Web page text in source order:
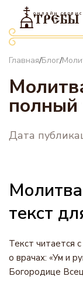
онлайн сервис
ТРЕБЫ
Главная/Блог/
полный
Дата
текст
Текст читается
о врачах: «Ум и
Богородице